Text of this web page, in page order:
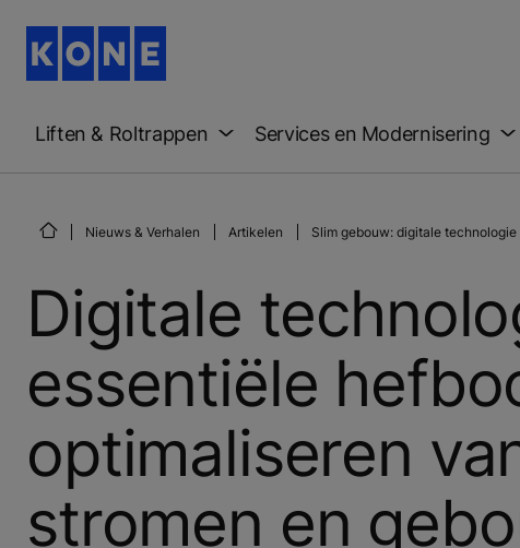
Liften & Roltrappen Services en Modernisering
Nieuws & Verhalen Artikelen Slim gebouw: digitale
Digitale
essentiële
optimaliseren
stromen en